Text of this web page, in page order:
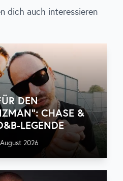
dich auch interessieren
DEN
CHASE &
LEGENDE
2026